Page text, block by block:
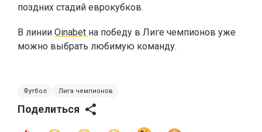
поздних стадий еврокубков.
В линии Oinabet на победу в Лиге чемпионов уже
можно выбрать любимую команду.
Футбол Лига чемпионов
Поделиться